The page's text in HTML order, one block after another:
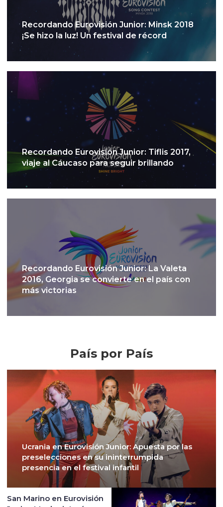
Recordando Eurovisión Junior: Minsk 2018
¡Se hizo la luz! Un festival de récord
Recordando Eurovisión Junior: Tiflis 2017,
viaje al Cáucaso para seguir brillando
Recordando Eurovisión Junior: La Valeta
2016, Georgia se convierte en el país con
más victorias
País por País
Ucrania en Eurovisión Junior: Apuesta por las
preselecciones en su ininterrumpida
presencia en el festival infantil
San Marino en Eurovisión